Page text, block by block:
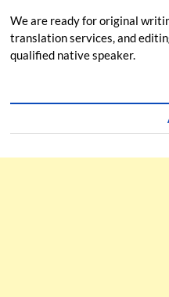
We are ready for original
translation services, and
qualified native speaker.